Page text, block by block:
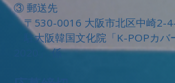
③ 郵送先
〒530-0016 大阪市北区中崎2-
駐大阪韓国文化院「K-POPカバ
2020」 係